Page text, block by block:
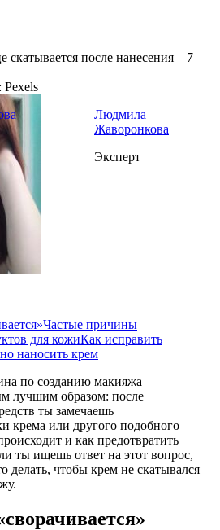
Pexels
Людмила
Жаворонкова
Эксперт
Частые причины
для кожиКак исправить
наносить крем
по созданию макияжа
лучшим образом: после
ты замечаешь
крема или другого подобного
и как предотвратить
ты ищешь ответ на этот вопрос,
делать, чтобы крем не скатывался